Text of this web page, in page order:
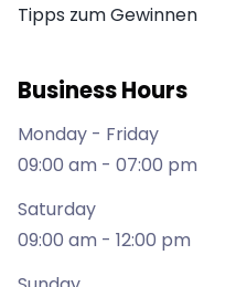
Tipps zum Gewinnen
Business Hours
Monday - Friday
09:00 am - 07:00 pm
Saturday
09:00 am - 12:00 pm